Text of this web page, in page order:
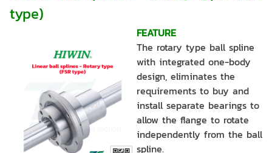
type)
FEATURE
The rotary type ball spline
with integrated one-body
design, eliminates the
requirements to buy and
install separate bearings to
allow the flange to rotate
independently from the ball
spline.